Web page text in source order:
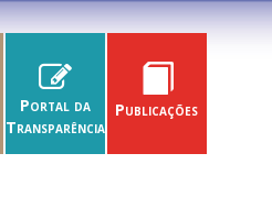
Portal da
Transparência
Publicações